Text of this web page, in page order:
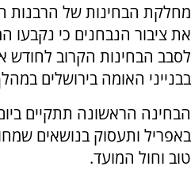
מחלקת הבחינות של הרבנות
את ציבור הנבחנים כי נקבעו
לסבב הבחינות הקרוב לחודש
בבנייני האומה בירושלים במהלך
באפריל ותעסוק בנושאים
טוב וחול המועד.